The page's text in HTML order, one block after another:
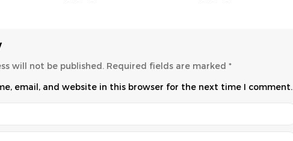
will not be published. Required fields are marked *
email, and website in this browser for the next time I comment.